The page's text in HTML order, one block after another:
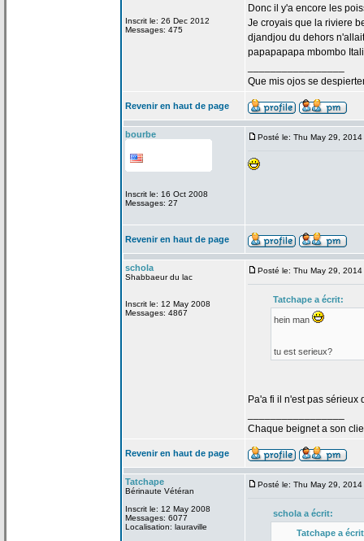
Inscrit le: 26 Dec 2012
Messages: 475
Donc il y'a encore les
Je croyais que la riviere
djandjou du dehors
papapapapa mbombo
Que mis ojos se
Revenir en haut de page
bourbe
Inscrit le: 16 Oct 2008
Messages: 27
Posté le: Thu May 29, 2014
Revenir en haut de page
schola
Shabbaeur du lac
Inscrit le: 12 May 2008
Messages: 4867
Posté le: Thu May 29, 2014
Tatchape a écrit:
hein man
tu est serieux?
Pa'a fi il n'est pas sérieux
Chaque beignet a son
Revenir en haut de page
Tatchape
Bérinaute Vétéran
Inscrit le: 12 May 2008
Messages: 6077
Localisation: lauraville
Posté le: Thu May 29, 2014
schola a écrit:
Tatchape a